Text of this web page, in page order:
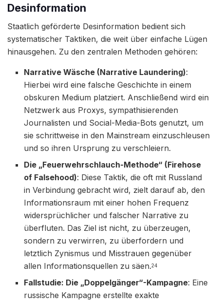
Desinformation
Staatlich geförderte Desinformation bedient sich
systematischer Taktiken, die weit über einfache Lügen
hinausgehen. Zu den zentralen Methoden gehören:
Narrative Wäsche (Narrative Laundering):
Hierbei wird eine falsche Geschichte in einem
obskuren Medium platziert. Anschließend wird ein
Netzwerk aus Proxys, sympathisierenden
Journalisten und Social-Media-Bots genutzt, um
sie schrittweise in den Mainstream einzuschleusen
und so ihren Ursprung zu verschleiern.
Die „Feuerwehrschlauch-Methode“ (Firehose
of Falsehood): Diese Taktik, die oft mit Russland
in Verbindung gebracht wird, zielt darauf ab, den
Informationsraum mit einer hohen Frequenz
widersprüchlicher und falscher Narrative zu
überfluten. Das Ziel ist nicht, zu überzeugen,
sondern zu verwirren, zu überfordern und
letztlich Zynismus und Misstrauen gegenüber
allen Informationsquellen zu säen.24
Fallstudie: Die „Doppelgänger“-Kampagne: Eine
russische Kampagne erstellte exakte